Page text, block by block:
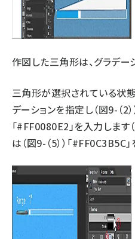
作図した三角形は、グラデー
三角形が選択されている状態
デーションを指定し（図9-（2）
「#FF0080E2」を入力します
は（図9-（5））「#FF0C3B5C」